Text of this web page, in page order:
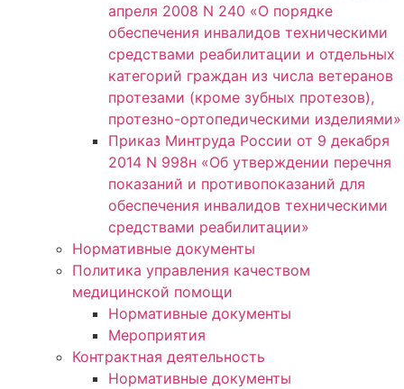
апреля 2008 N 240 «О порядке
обеспечения инвалидов техническими
средствами реабилитации и отдельных
категорий граждан из числа ветеранов
протезами (кроме зубных протезов),
протезно-ортопедическими изделиями»
Приказ Минтруда России от 9 декабря
2014 N 998н «Об утверждении перечня
показаний и противопоказаний для
обеспечения инвалидов техническими
средствами реабилитации»
Нормативные документы
Политика управления качеством
медицинской помощи
Нормативные документы
Мероприятия
Контрактная деятельность
Нормативные документы